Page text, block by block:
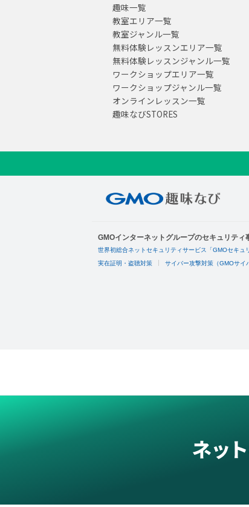
趣味一覧
教室エリア一覧
教室ジャンル一覧
無料体験レッスンエリア一覧
無料体験レッスンジャンル一覧
ワークショップエリア一覧
ワークショップジャンル一覧
オンラインレッスン一覧
趣味なびSTORES